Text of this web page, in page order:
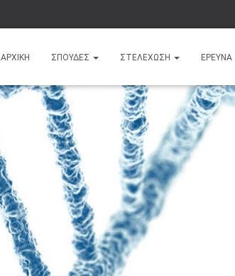
ΑΡΧΙΚΗ ΣΠΟΥΔΕΣ ΣΤΕΛΕΧΩΣΗ ΈΡΕΥΝΑ